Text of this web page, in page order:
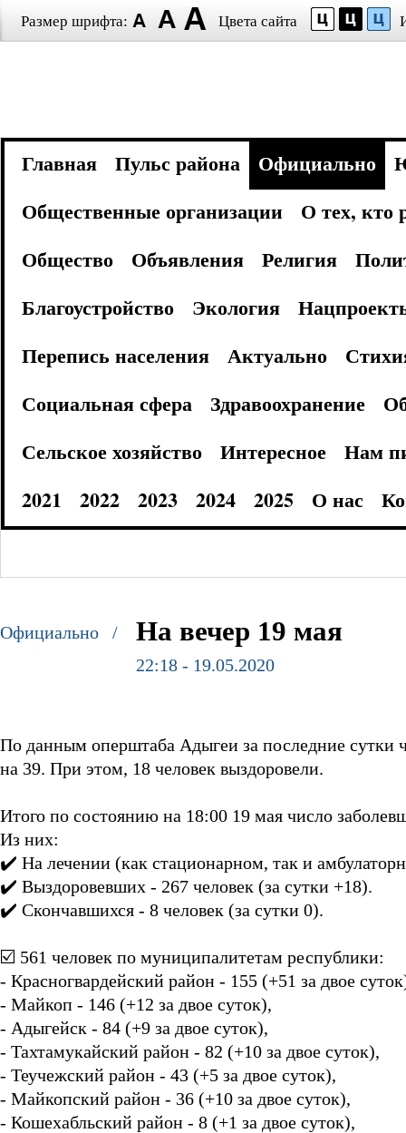
Размер шрифта: Цвета сайта
Главная Пульс района Официально
Общественные организации
О тех, кто
Общество
Объявления Религия
Благоустройство
Экология
Перепись населения
Актуально
Социальная сфера
Здравоохранение
Сельское хозяйство
Интересное
Нам
2021
2022 2023 2024 2025 О нас
Официально / На вечер 19 мая
22:18 - 19.05.2020
По данным оперштаба Адыгеи за последние сутки
на 39. При этом, 18 человек выздоровели.
Итого по состоянию на 18:00 19 мая число
Из них:
✔️ На лечении (как стационарном, так и
✔️ Выздоровевших - 267 человек (за сутки +18).
✔️ Скончавшихся - 8 человек (за сутки 0).
☑️ 561 человек по муниципалитетам республики:
- Красногвардейский район - 155 (+51 за двое
- Майкоп - 146 (+12 за двое суток),
- Адыгейск - 84 (+9 за двое суток),
- Тахтамукайский район - 82 (+10 за двое суток),
- Теучежский район - 43 (+5 за двое суток),
- Майкопский район - 36 (+10 за двое суток),
- Кошехабльский район - 8 (+1 за двое суток),